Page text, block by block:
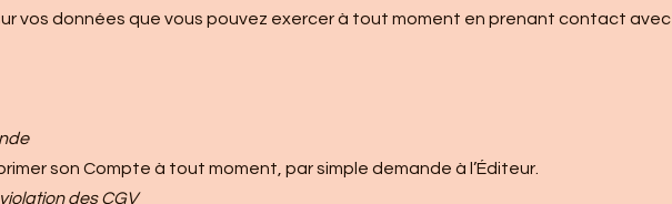
vos données que vous pouvez exercer à tout moment en prenant contact avec
son Compte à tout moment, par simple demande à l’Éditeur.
des CGV